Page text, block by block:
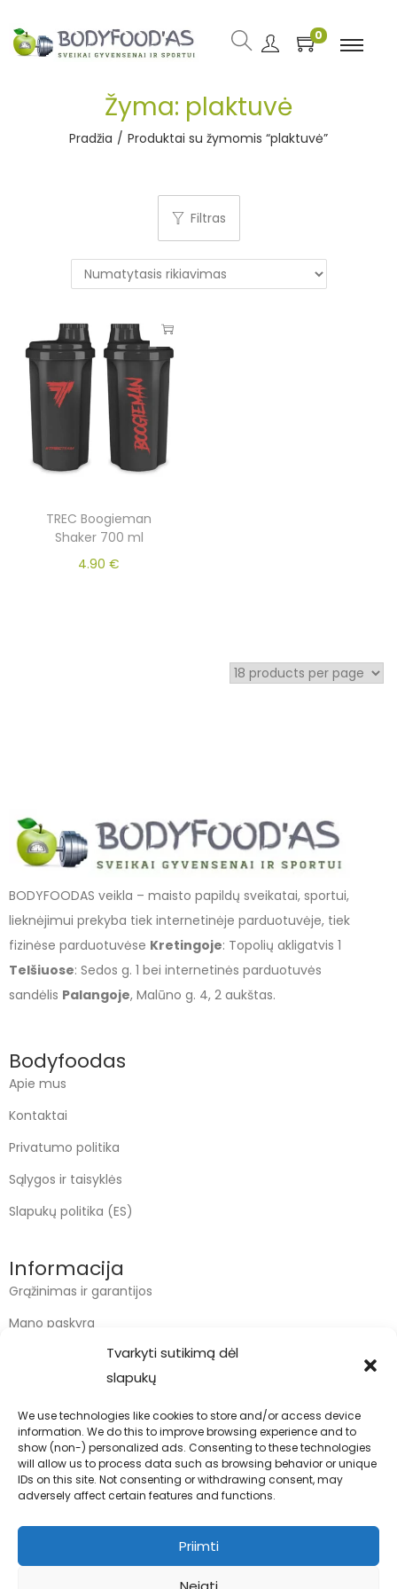
Tvarkyti sutikimą dėl
slapukų
We use technologies like cookies to store and/or access device
information. We do this to improve browsing experience and to
show (non-) personalized ads. Consenting to these technologies
will allow us to process data such as browsing behavior or unique
IDs on this site. Not consenting or withdrawing consent, may
adversely affect certain features and functions.
Priimti
0
Žyma: plaktuvė
Pradžia / Produktai su žymomis “plaktuvė”
Filtras
TREC Boogieman
Shaker 700 ml
4.90€
BODYFOODAS veikla – maisto papildų sveikatai, sportui,
lieknėjimui prekyba tiek internetinėje parduotuvėje, tiek
fizinėse parduotuvėse Kretingoje: Topolių akligatvis 1
Telšiuose: Sedos g. 1 bei internetinės parduotuvės
sandėlis Palangoje, Malūno g. 4, 2 aukštas.
Bodyfoodas
Apie mus
Kontaktai
Privatumo politika
Sąlygos ir taisyklės
Slapukų politika (ES)
Informacija
Grąžinimas ir garantijos
Mano paskyra
Kontaktai
info@bodyfoodas.lt
+370 600 77017